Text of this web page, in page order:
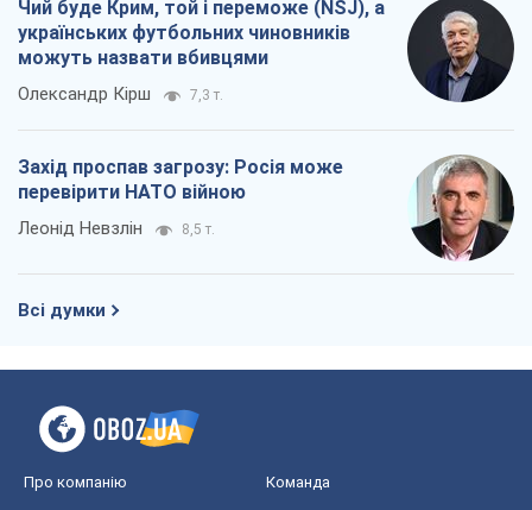
Чий буде Крим, той і переможе (NSJ), а
українських футбольних чиновників
можуть назвати вбивцями
Олександр Кірш 7,3 т.
Захід проспав загрозу: Росія може
перевірити НАТО війною
Леонід Невзлін 8,5 т.
Всі думки
Про компанію Команда